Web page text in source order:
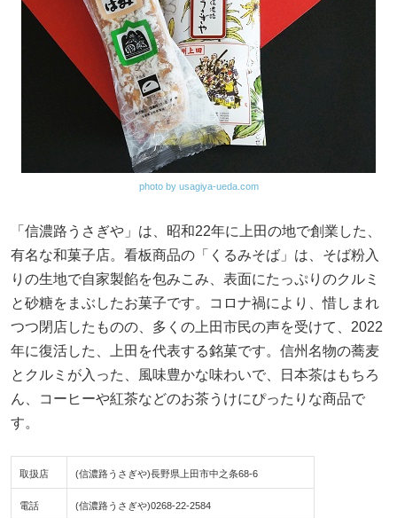
photo by usagiya-ueda.com
「信濃路うさぎや」は、昭和22年に上田の地で創業した、
有名な和菓子店。看板商品の「くるみそば」は、そば粉入
りの生地で自家製餡を包みこみ、表面にたっぷりのクルミ
と砂糖をまぶしたお菓子です。コロナ禍により、惜しまれ
つつ閉店したものの、多くの上田市民の声を受けて、2022
年に復活した、上田を代表する銘菓です。信州名物の蕎麦
とクルミが入った、風味豊かな味わいで、日本茶はもちろ
ん、コーヒーや紅茶などのお茶うけにぴったりな商品で
す。
取扱店 (信濃路うさぎや)長野県上田市中之条68-6
電話 (信濃路うさぎや)0268-22-2584